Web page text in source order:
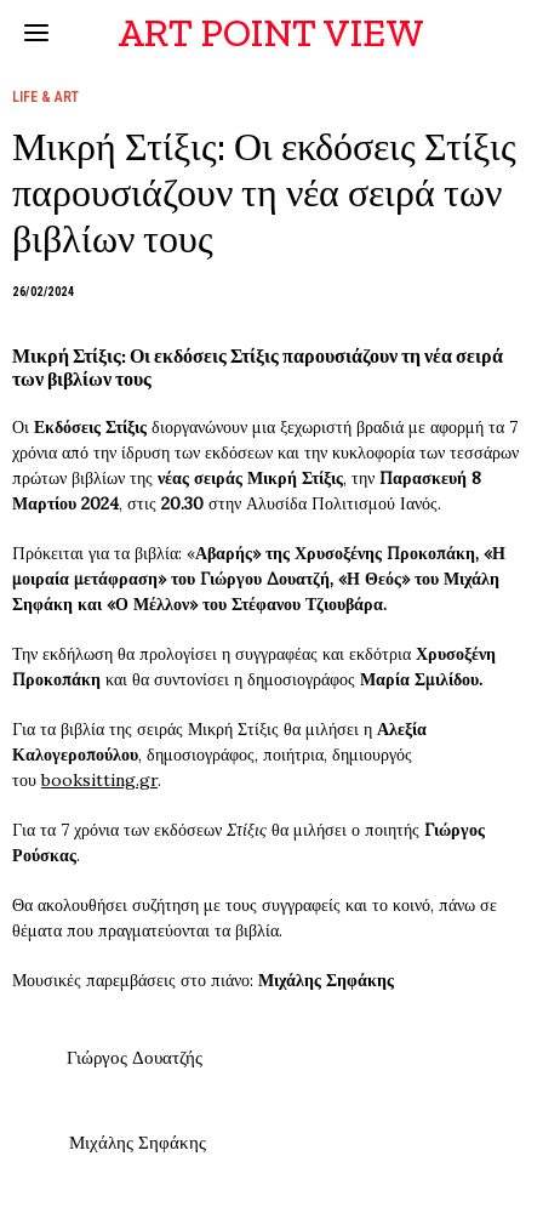
ART POINT VIEW
LIFE & ART
Μικρή Στίξις: Οι εκδόσεις Στίξις
παρουσιάζουν τη νέα σειρά των
βιβλίων τους
26/02/2024
Μικρή Στίξις: Οι εκδόσεις Στίξις παρουσιάζουν τη νέα σειρά
των βιβλίων τους
Οι Εκδόσεις Στίξις διοργανώνουν μια ξεχωριστή βραδιά με αφορμή τα 7
χρόνια από την ίδρυση των εκδόσεων και την κυκλοφορία των τεσσάρων
πρώτων βιβλίων της νέας σειράς Μικρή Στίξις, την Παρασκευή 8
Μαρτίου 2024, στις 20.30 στην Αλυσίδα Πολιτισμού Ιανός.
Πρόκειται για τα βιβλία: «Αβαρής»της Χρυσοξένης Προκοπάκη, «Η
μοιραία μετάφραση»του Γιώργου Δουατζή, «Η Θεός»του Μιχάλη
Σηφάκη και«Ο Μέλλον»του Στέφανου Τζιουβάρα.
Την εκδήλωση θα προλογίσει η συγγραφέας και εκδότρια Χρυσοξένη
Προκοπάκη και θα συντονίσει η δημοσιογράφος Μαρία Σμιλίδου.
Για τα βιβλία της σειράς Μικρή Στίξις θα μιλήσει η Αλεξία
Καλογεροπούλου, δημοσιογράφος, ποιήτρια, δημιουργός
τουbooksitting.gr.
Για τα 7 χρόνια των εκδόσεων Στίξις θα μιλήσει ο ποιητής Γιώργος
Ρούσκας.
Θα ακολουθήσει συζήτηση με τους συγγραφείς και το κοινό, πάνω σε
θέματα που πραγματεύονται τα βιβλία.
Μουσικές παρεμβάσεις στο πιάνο: Μιχάλης Σηφάκης
Γιώργος Δουατζής
Μιχάλης Σηφάκης